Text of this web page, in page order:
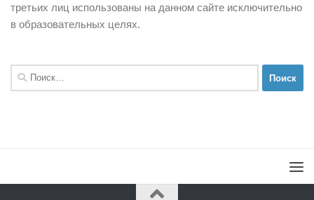
третьих лиц использованы на данном сайте исключительно
в образовательных целях.
Найти: